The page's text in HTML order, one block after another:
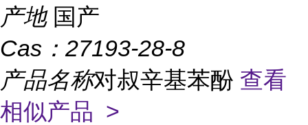
产地 国产
Cas： 27193-28-8
产品名称对叔辛基苯酚 查看
相似产品 >